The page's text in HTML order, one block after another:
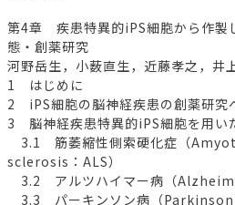
第4章 疾患特異的iPS細胞から作製
態・創薬研究
河野岳生，小薮直生，近藤孝之，井
1 はじめに
2 iPS細胞の脳神経疾患の創薬研究
3 脳神経疾患特異的iPS細胞を用い
3.1 筋萎縮性側索硬化症（
sclerosis：ALS）
3.2 アルツハイマー病（
3.3 パーキンソン病（